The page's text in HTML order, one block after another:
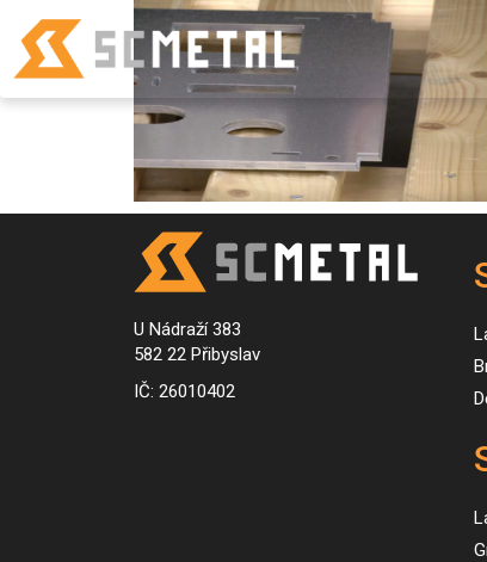
U Nádraží 383
582 22 Přibyslav
IČ: 26010402